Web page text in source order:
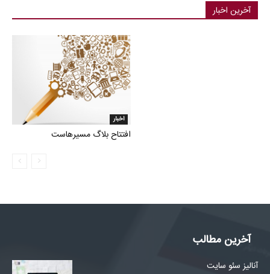
آخرین اخبار
اخبار
افتتاح بلاگ مسیرهاست
آخرین مطالب
آنالیز سئو سایت